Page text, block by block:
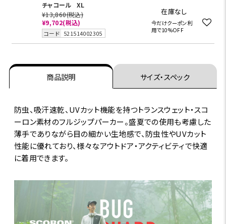
チャコール
XL
¥13,860(税込)
¥9,702(税込)
コード 521514002305
在庫なし
今だけクーポン利
用で10%OFF
商品説明 サイズ・スペック
防虫、吸汗速乾、UVカット機能を持つトランスウェット・スコ
ーロン素材のフルジップパーカー。盛夏での使用も考慮した
薄手でありながら目の細かい生地感で、防虫性やUVカット
性能に優れており、様々なアウトドア・アクティビティで快適
に着用できます。